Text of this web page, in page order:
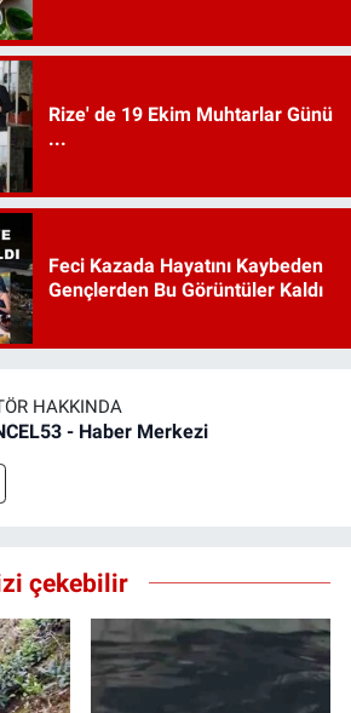
Rize' de 19 Ekim Muhtarlar Günü
...
Feci Kazada Hayatını Kaybeden
Gençlerden Bu Görüntüler Kaldı
HAKKINDA
- Haber Merkezi
çekebilir